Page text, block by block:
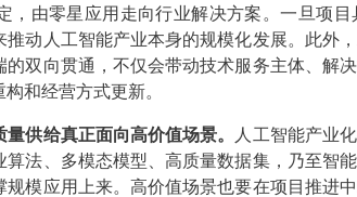
，由零星应用走向行业解决方案。一旦项
动人工智能产业本身的规模化发展。此外
双向贯通，不仅会带动技术服务主体、解
和经营方式更新。
供给真正面向高价值场景。
人工智能产业
法、多模态模型、高质量数据集，乃至智
规模应用上来。高价值场景也要在项目推进